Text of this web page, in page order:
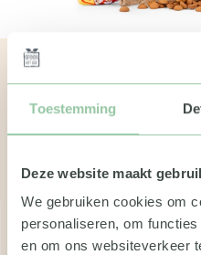
Toestemming
Deze website maakt
We gebruiken cookies om
personaliseren, om
en om ons websiteverkeer
Bekijk de
Wil je meer weten over
Neem dan gerust